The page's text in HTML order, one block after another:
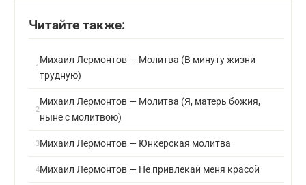
Читайте также:
Михаил Лермонтов — Молитва (В минуту жизни
трудную)
Михаил Лермонтов — Молитва (Я, матерь божия,
ныне с молитвою)
Михаил Лермонтов — Юнкерская молитва
Михаил Лермонтов — Не привлекай меня красой